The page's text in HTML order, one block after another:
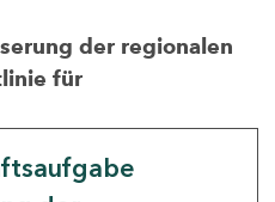
der regionalen
für